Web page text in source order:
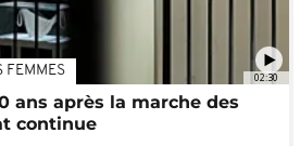
02:30
FEMMES
ans après la marche des
continue